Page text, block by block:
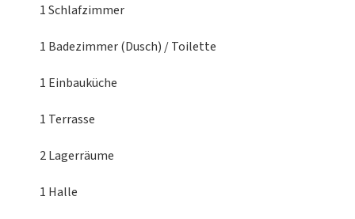
1 Schlafzimmer
1 Badezimmer (Dusch) / Toilette
1 Einbauküche
1 Terrasse
2 Lagerräume
1 Halle